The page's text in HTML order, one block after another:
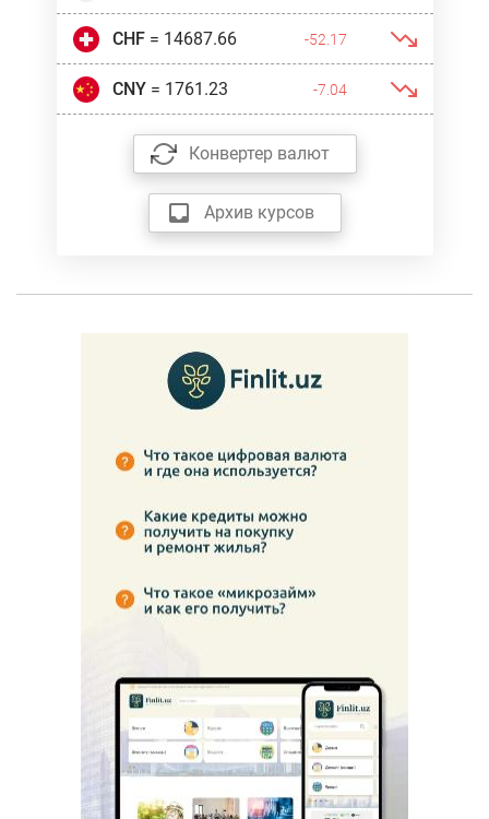
CHF= 14687.66 -52.17
CNY= 1761.23 -7.04
Конвертер валют
Архив курсов